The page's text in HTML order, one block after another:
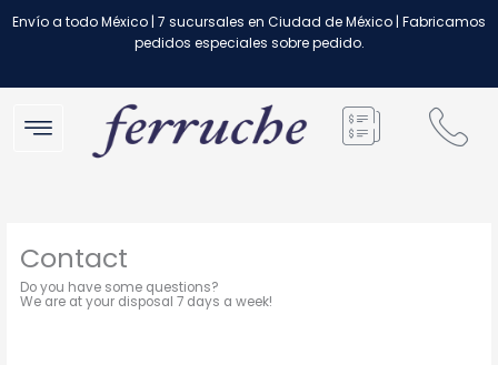
Envío a todo México | 7 sucursales en Ciudad de México | Fabricamos
pedidos especiales sobre pedido.
Contact
Do you have some questions?
We are at your disposal 7 days a week!